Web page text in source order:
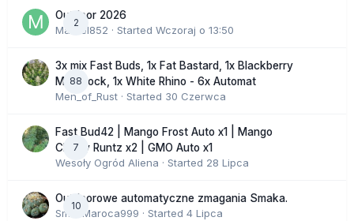
2
Outdoor 2026
Marcel852 · Started Wczoraj o 13:50
88
3x mix Fast Buds, 1x Fat Bastard, 1x Blackberry
Moonrock, 1x White Rhino - 6x Automat
Men_of_Rust · Started 30 Czerwca
7
Fast Bud42 | Mango Frost Auto x1 | Mango
Cherry Runtz x2 | GMO Auto x1
Wesoły Ogród Aliena · Started 28 Lipca
10
Outdoorowe automatyczne zmagania Smaka.
SmakMaroca999 · Started 4 Lipca